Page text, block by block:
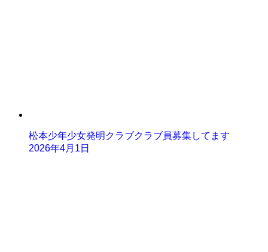
松本少年少女発明クラブクラブ員募集してます
2026年4月1日